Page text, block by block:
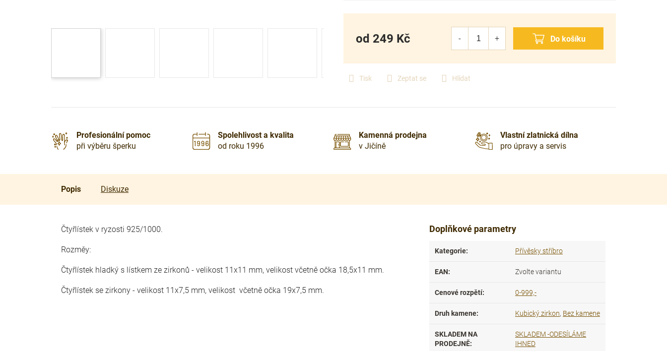
Tisk Zeptat se Hlídat
od 249 Kč
Profesionální pomoc
při výběru šperku
Spolehlivost a kvalita
od roku 1996
Kamenná prodejna
v Jičíně
Vlastní zlatnická dílna
pro úpravy a servis
Popis Diskuze
Čtyřlístek v ryzosti 925/1000.
Rozměy:
Čtyřlístek hladký s lístkem ze zirkonů - velikost 11x11 mm, velikost včetně očka 18,5x11 mm.
Čtyřlístek se zirkony - velikost 11x7,5 mm, velikost včetně očka 19x7,5 mm.
Doplňkové parametry
Kategorie: Přívěsky stříbro
EAN: Zvolte variantu
Cenové rozpětí: 0-999,-
Druh kamene: Kubický zirkon, Bez kamene
SKLADEM NA
PRODEJNĚ:
SKLADEM -ODESÍLÁME
IHNED